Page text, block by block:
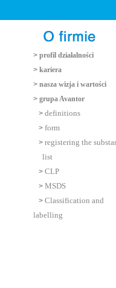
> profil działalności
> kariera
> nasza wizja i wartości
> grupa Avantor
> definitions
> form
> registering the
list
> CLP
> MSDS
> Classification and
labelling